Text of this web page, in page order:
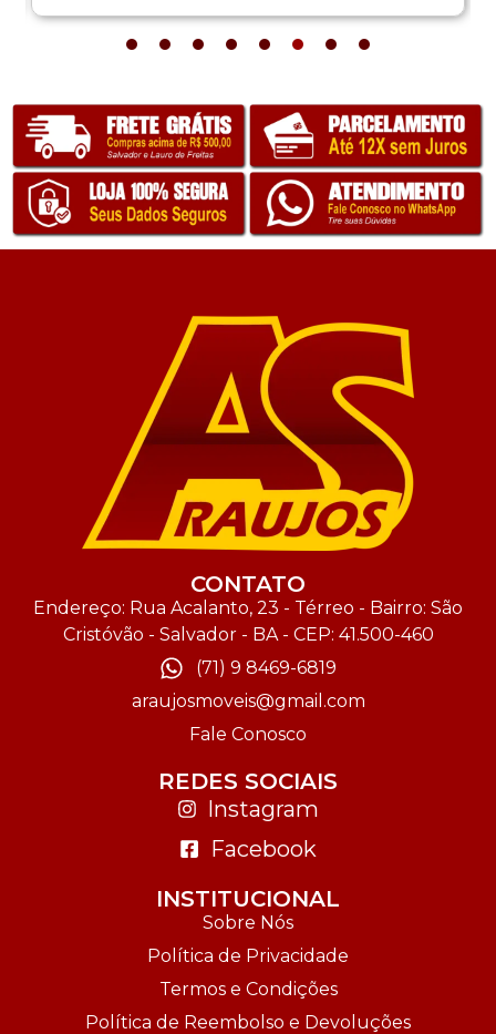
CONTATO
Endereço: Rua Acalanto, 23 - Térreo - Bairro: São
Cristóvão - Salvador - BA - CEP: 41.500-460
(71) 9 8469-6819
araujosmoveis@gmail.com
Fale Conosco
REDES SOCIAIS
Instagram
Facebook
INSTITUCIONAL
Sobre Nós
Política de Privacidade
Termos e Condições
Política de Reembolso e Devoluções